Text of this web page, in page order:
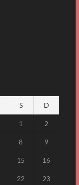
S D
1 2
8 9
15 16
22 23